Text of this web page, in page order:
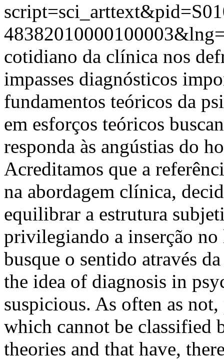
cotidiano da clínica nos
impasses diagnósticos
fundamentos teóricos da
em esforços teóricos
responda às angústias do
Acreditamos que a
na abordagem clínica,
equilibrar a estrutura
privilegiando a inserção
busque o sentido através
the idea of diagnosis in
suspicious. As often as
which cannot be classified
theories and that have,